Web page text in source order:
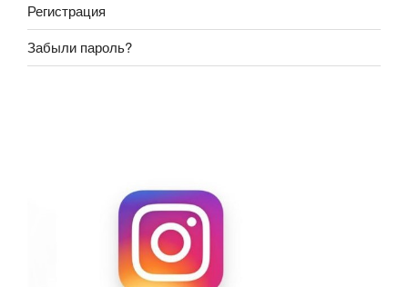
Регистрация
Забыли пароль?